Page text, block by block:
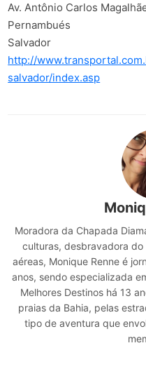
Av. Antônio Carlos
Pernambués
Salvador
http://
salvador/index.asp
Moradora da Chapada
culturas, desbravadora
aéreas, Monique Renne é
anos, sendo especializada
Melhores Destinos há 13
praias da Bahia, pelas
tipo de aventura que